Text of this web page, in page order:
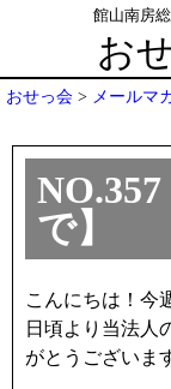
館山南房
お
おせっ会 > メールマ
で】
こんにちは！今
日頃より当法人
がとうございま